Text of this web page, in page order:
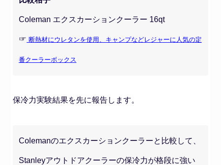
Coleman エクスカーションクーラー 16qt
☞ 断熱材にウレタンを使用、キャンプなどレジャーに人気の定
番クーラーボックス
保冷力実験結果を先に報告します。
Colemanのエクスカーションクーラーと比較して、
Stanleyアウトドアクーラーの保冷力が格段に強い